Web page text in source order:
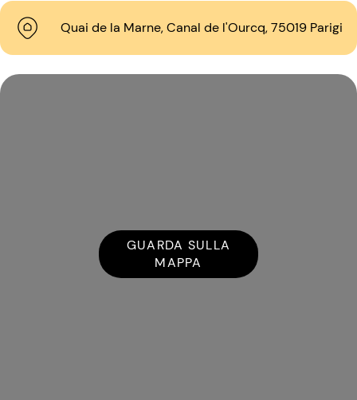
Quai de la Marne, Canal de l'Ourcq, 75019 Parigi
GUARDA SULLA
MAPPA